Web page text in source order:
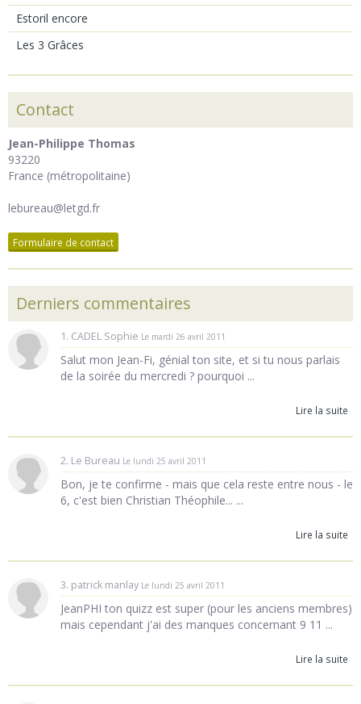
Estoril encore
Les 3 Grâces
Contact
Jean-Philippe Thomas
93220
France (métropolitaine)
lebureau@letgd.fr
Formulaire de contact
Derniers commentaires
1. CADEL Sophie Le mardi 26 avril 2011
Salut mon Jean-Fi, génial ton site, et si tu nous parlais
de la soirée du mercredi ? pourquoi ...
Lire la suite
2. Le Bureau Le lundi 25 avril 2011
Bon, je te confirme - mais que cela reste entre nous - le
6, c'est bien Christian Théophile... ...
Lire la suite
3. patrick manlay Le lundi 25 avril 2011
JeanPHI ton quizz est super (pour les anciens membres)
mais cependant j'ai des manques concernant 9 11 ...
Lire la suite